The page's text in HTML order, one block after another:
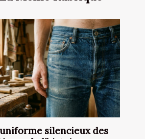
silencieux des